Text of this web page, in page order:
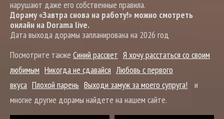
нарушают даже его собственные правила.
Дораму «Завтра снова на работу!» можно смотреть
онлайн на Dorama live.
Дата выхода дорамы запланирована на 2026 год
Посмотрите также Синий рассвет Я хочу расстаться со своим
любимым Никогда не сдавайся Любовь с первого
вкуса Плохой парень Выходи замуж за моего супруга!
и
многие другие дорамы найдете на нашем сайте.